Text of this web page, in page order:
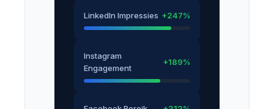
LinkedIn Impressies +247%
Instagram
Engagement
+189%